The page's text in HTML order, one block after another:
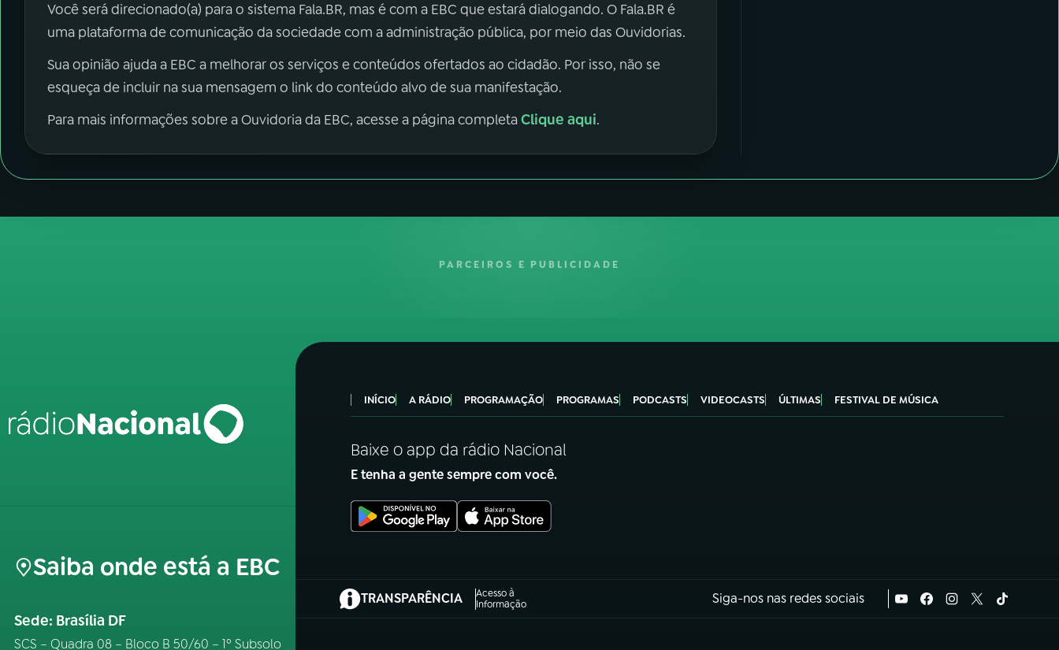
Você será direcionado(a) para o sistema Fala.BR, mas é com a EBC que estará dialogando. O Fala.BR é
uma plataforma de comunicação da sociedade com a administração pública, por meio das Ouvidorias.
Sua opinião ajuda a EBC a melhorar os serviços e conteúdos ofertados ao cidadão. Por isso, não se
esqueça de incluir na sua mensagem o link do conteúdo alvo de sua manifestação.
Para mais informações sobre a Ouvidoria da EBC, acesse a página completaClique aqui.
PARCEIROS E PUBLICIDADE
Saiba onde está a EBC
Sede: Brasília DF
SCS – Quadra 08 – Bloco B 50/60 – 1º Subsolo
INÍCIO A RÁDIO PROGRAMAÇÃO PROGRAMAS PODCASTS VIDEOCASTS ÚLTIMAS FESTIVAL DE MÚSICA
Baixe o app da rádio Nacional
E tenha a gente sempre com você.
TRANSPARÊNCIA
Acesso à
Informação
(abre em nova aba) Siga-nos nas redes sociais